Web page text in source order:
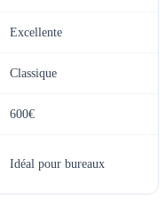
Excellente
Classique
600€
Idéal pour bureaux